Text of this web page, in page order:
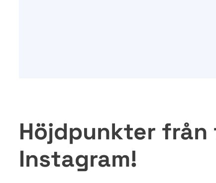
Höjdpunkter
Instagram!